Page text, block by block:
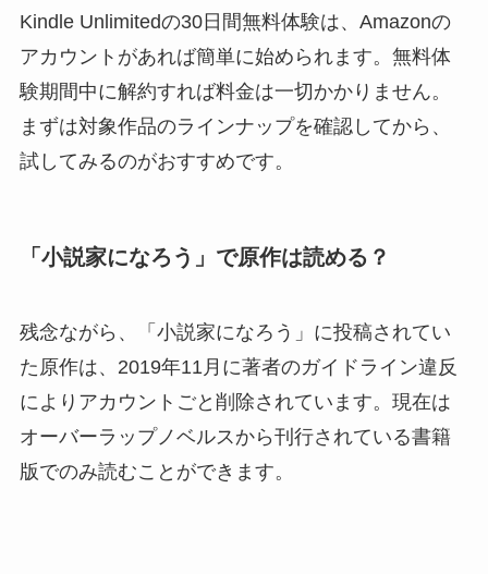
Kindle Unlimitedの30日間無料体験は、Amazonの
アカウントがあれば簡単に始められます。無料体
験期間中に解約すれば料金は一切かかりません。
まずは対象作品のラインナップを確認してから、
試してみるのがおすすめです。
「小説家になろう」で原作は読める？
残念ながら、「小説家になろう」に投稿されてい
た原作は、2019年11月に著者のガイドライン違反
によりアカウントごと削除されています。現在は
オーバーラップノベルスから刊行されている書籍
版でのみ読むことができます。